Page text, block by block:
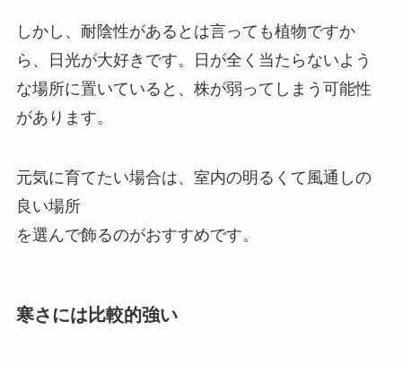
しかし、耐陰性があるとは言っても植物ですか
ら、日光が大好きです。日が全く当たらないよう
な場所に置いていると、株が弱ってしまう可能性
があります。
元気に育てたい場合は、室内の明るくて風通しの
良い場所
を選んで飾るのがおすすめです。
寒さには比較的強い